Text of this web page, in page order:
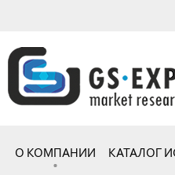
О КОМПАНИИ КАТАЛОГ